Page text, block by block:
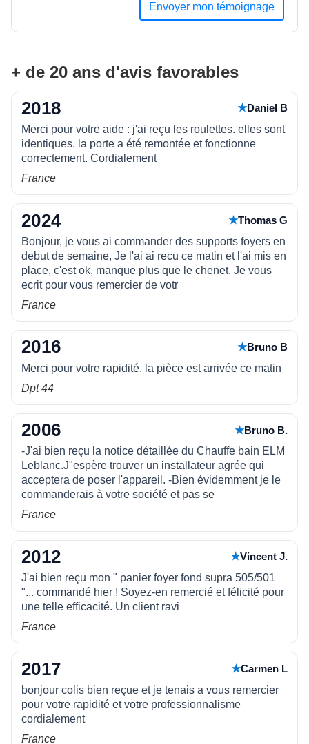
Envoyer mon témoignage
+ de 20 ans d'avis favorables
2018 ★Daniel B
Merci pour votre aide : j'ai reçu les roulettes. elles sont
identiques. la porte a été remontée et fonctionne
correctement. Cordialement
France
2024 ★Thomas G
Bonjour, je vous ai commander des supports foyers en
debut de semaine, Je l'ai ai recu ce matin et l'ai mis en
place, c'est ok, manque plus que le chenet. Je vous
ecrit pour vous remercier de votr
France
2016 ★Bruno B
Merci pour votre rapidité, la pièce est arrivée ce matin
Dpt 44
2006 ★Bruno B.
-J'ai bien reçu la notice détaillée du Chauffe bain ELM
Leblanc.J"espère trouver un installateur agrée qui
acceptera de poser l'appareil. -Bien évidemment je le
commanderais à votre société et pas se
France
2012 ★Vincent J.
J'ai bien reçu mon " panier foyer fond supra 505/501
"... commandé hier ! Soyez-en remercié et félicité pour
une telle efficacité. Un client ravi
France
2017 ★Carmen L
bonjour colis bien reçue et je tenais a vous remercier
pour votre rapidité et votre professionnalisme
cordialement
France